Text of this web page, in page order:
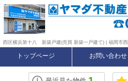
西区横浜第十八 新築戸建(売買 新築一戸建て) | 福岡市
トップページ お問い合わせ